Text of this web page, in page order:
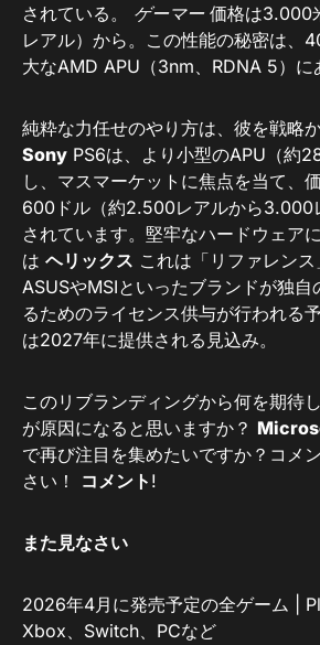
されている。 ゲーマー価格は3.000
レアル）から。この性能の秘密は、
大なAMD APU（3nm、RDNA 5）に
純粋な力任せのやり方は、彼を戦略
Sony PS6は、より小型のAPU（約
し、マスマーケットに焦点を当て、
600ドル（約2.500レアルから3.000
されています。堅牢なハードウェア
は ヘリックス これは「リファレンス
ASUSやMSIといったブランドが独自
るためのライセンス供与が行われる
は2027年に提供される見込み。
このリブランディングから何を期待
が原因になると思いますか？
で再び注目を集めたいですか？コメ
さい！ コメント !
また見なさい
2026年4月に発売予定の全ゲーム |
Xbox、Switch、PCなど